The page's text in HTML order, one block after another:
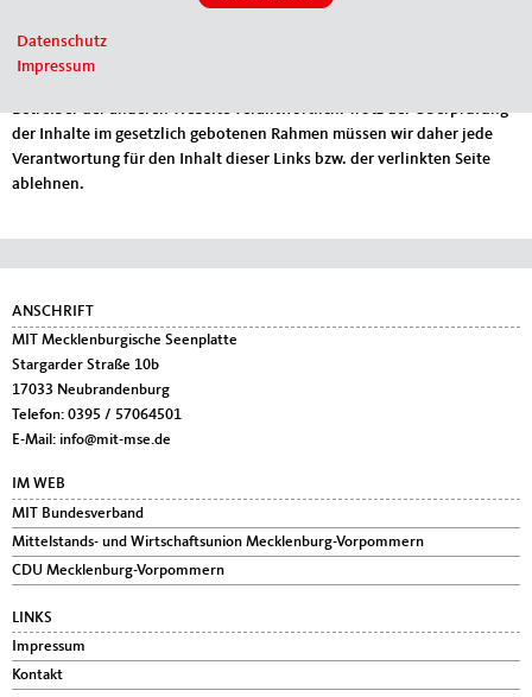
Haftungshinweis:
Internetinhalten anderer Anbieter bereitgestellt. Auf den Inhalt dieser
Betreiber der anderen Website verantwortlich. Trotz der Überprüfung
der Inhalte im gesetzlich gebotenen Rahmen müssen wir daher jede
Verantwortung für den Inhalt dieser Links bzw. der verlinkten Seite
ablehnen.
Fußbereich
ANSCHRIFT
MIT Mecklenburgische Seenplatte
Stargarder Straße 10b
17033 Neubrandenburg
Telefon: 0395 / 57064501
E-Mail: info@mit-mse.de
IM WEB
MIT Bundesverband
Mittelstands- und Wirtschaftsunion Mecklenburg-Vorpommern
CDU Mecklenburg-Vorpommern
LINKS
Impressum
Kontakt
Datenschutz
Impressum